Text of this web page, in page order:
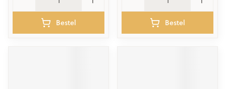
Bestel Bestel